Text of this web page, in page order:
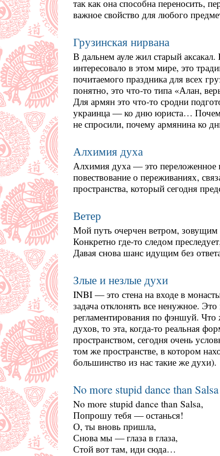
так как она способна переносить,
важное свойство для любого
Грузинская нирвана
В дальнем ауле жил старый аксакал.
интересовало в этом мире, это
почитаемого праздника для всех
понятно, это что-то типа «Алан,
Для армян это что-то сродни
украинца — ко дню юриста…
не спросили, почему армянина ко
Алхимия духа
Алхимия духа — это переложенное
повествование о переживаниях,
пространства, который сегодня
Ветер
Мой путь очерчен ветром, зовущим
Конкретно где-то следом
Давая снова шанс идущим без
Злые и незлые духи
INBI — это стена на входе в
задача отклонять все ненужное.
регламентирования по фэншуй. Что
духов, то эта, когда-то реальная
пространством, сегодня очень
том же пространстве, в котором
большинство из нас такие же духи).
No more stupid dance than Salsa
No more stupid dance than Salsa,
Попрошу тебя — останься!
О, ты вновь пришла,
Снова мы — глаза в глаза,
Стой вот там, иди сюда…